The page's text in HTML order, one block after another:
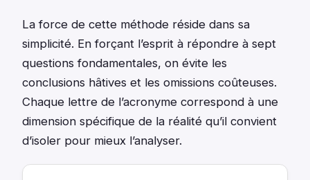
La force de cette méthode réside dans sa
simplicité. En forçant l’esprit à répondre à sept
questions fondamentales, on évite les
conclusions hâtives et les omissions coûteuses.
Chaque lettre de l’acronyme correspond à une
dimension spécifique de la réalité qu’il convient
d’isoler pour mieux l’analyser.